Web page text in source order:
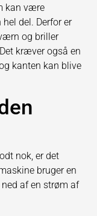
kan være
del. Derfor er
og briller
kræver også en
kanten kan blive
nok, er det
bruger en
af en strøm af